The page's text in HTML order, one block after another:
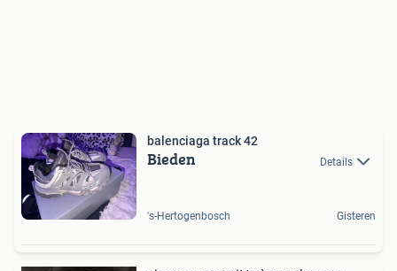
balenciaga track 42
Bieden Details
's-Hertogenbosch Gisteren